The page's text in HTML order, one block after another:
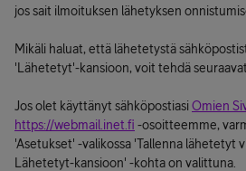
jos sait ilmoituksen lähetyksen
Mikäli haluat, että lähetetystä
'Lähetetyt'-kansioon, voit tehdä
Jos olet käyttänyt sähköpostiasiOmien
https://webmail.inet.fi -osoitteemme,
'Asetukset' -valikossa 'Tallenna lähetetyt
Lähetetyt-kansioon' -kohta on valittuna.